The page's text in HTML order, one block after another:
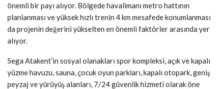
önemli bir payı alıyor. Bölgede havalimanı metro hattının
planlanması ve yüksek hızlı trenin 4 km mesafede konumlanması
da projenin değerini yükselten en önemli faktörler arasında yer
alıyor.
Sega Atakent’in sosyal olanakları spor kompleksi, açık ve kapalı
yüzme havuzu, sauna, çocuk oyun parkları, kapalı otopark, geniş
peyzaj ve yürüyüş alanları, 7/24 güvenlik hizmeti olarak öne